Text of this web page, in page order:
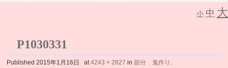
介護老人保健施設 なごみの里
小 中 大
P1030331
Published2015年1月16日 at4243 × 2827 in節分 鬼作り .